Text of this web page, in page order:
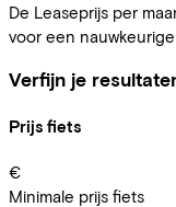
De Leaseprijs per
voor een
Verfijn je
Prijs fiets
€
Minimale prijs fiets